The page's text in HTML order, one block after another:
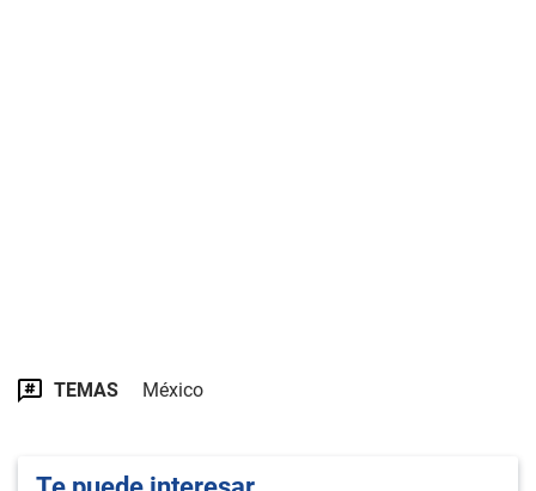
TEMAS México